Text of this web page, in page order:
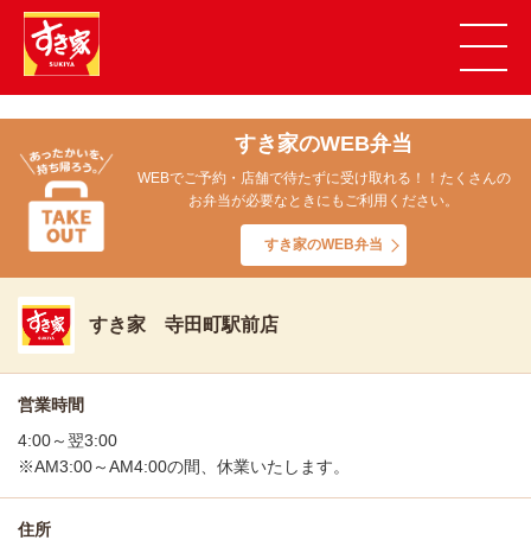
すき家のWEB弁当
WEBでご予約・店舗で待たずに受け取れる！！たくさんの
お弁当が必要なときにもご利用ください。
すき家のWEB弁当
すき家 寺田町駅前店
営業時間
4:00～翌3:00
※AM3:00～AM4:00の間、休業いたします。
住所